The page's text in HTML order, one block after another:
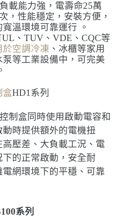
載能力強，電壽命25萬
，性能穩定，安裝方便，
寬溫環境可靠運行 。
UL 、 TUV、 VDE 、 CQC等
於空調冷凍 、冰櫃等家用
等工業設備中，可完美
盒HD1 系列
制盒同時使用啟動電容和
時提供額外的電機扭
壓差、大負載工況、電
的正常啟動，安全耐
電網環境下的平穩、可靠
系列